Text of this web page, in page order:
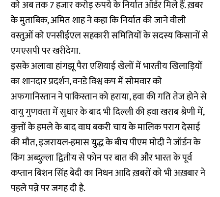
को अब तक 7 हजार करोड़ रुपये के निर्यात ऑर्डर मिले हैं. ख़बर
के मुताबिक, अमित शाह ने कहा कि निर्यात की जाने वीली
वस्तुओं को एनसीईएल सहकारी समितियों के सदस्य किसानों से
एमएसपी पर खरीदेगा.
इसके अलावा हांगझू पैरा एशियाई खेलों में भारतीय खिलाड़ियों
का शानदार प्रदर्शन, वनडे विश्व कप में सोमवार को
अफगानिस्तान ने पाकिस्तान को हराया, हवा की गति तेज होने से
वायु गुणवत्ता में सुधार के बाद भी दिल्ली की हवा खराब श्रेणी में,
कुत्तों के हमले के बाद वाघ बकरी चाय के मालिक पराग देसाई
की मौत, इजरायल-हमास युद्ध के बीच पीएम मोदी ने जॉर्डन के
किंग अब्दुल्ला द्वितीय से फोन पर बात की और भारत के पूर्व
कप्तान बिशन सिंह बेदी का निधन आदि ख़बरों को भी अख़बार ने
पहले पन्ने पर जगह दी है.